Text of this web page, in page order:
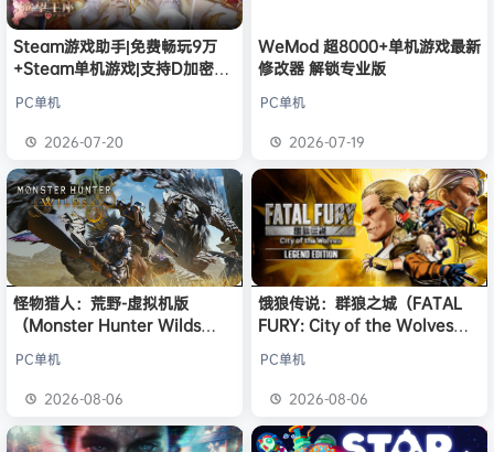
w******g 签到获取
欢迎w******g 加入本站 8月4日
欢迎D****Z 加入本站 13小时前
16小时前
Steam游戏助手|免费畅玩9万
+Steam单机游戏|支持D加密以
PC单机
2026-07-20
WeMod 超8000+单机游戏最新
修改器 解锁专业版
PC单机
2026-07-19
怪物猎人：荒野-虚拟机版
（Monster Hunter Wilds
PC单机
2026-08-06
饿狼传说：群狼之城（FATAL
FURY: City of the Wolves）
PC单机
2026-08-06